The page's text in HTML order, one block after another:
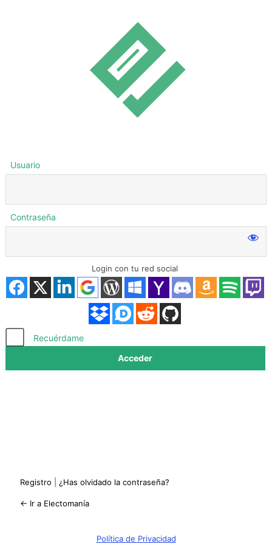
Acceder
Usuario
Contraseña
Login con tu red social
Recuérdame
Registro ¿Has olvidado la contraseña?
← Ir a Electomanía
Política de Privacidad